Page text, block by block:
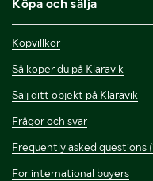
Köpa och sälja
Köpvillkor
Så köper du på Klaravik
Sälj ditt objekt på Klaravik
Frågor och svar
Frequently asked questions
For international buyers